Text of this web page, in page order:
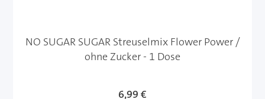
NO SUGAR SUGAR Streuselmix Flower Power /
ohne Zucker - 1 Dose
6,99 €